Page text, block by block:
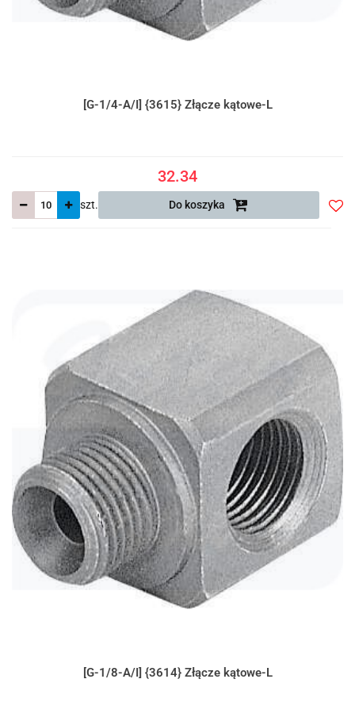
[G-1/4-A/I] {3615} Złącze kątowe-L
32.34
szt. Do koszyka
[G-1/8-A/I] {3614} Złącze kątowe-L